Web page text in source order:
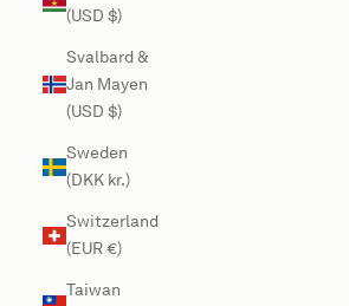
(USD $)
Svalbard &
Jan Mayen
(USD $)
Sweden
(DKK kr.)
Switzerland
(EUR €)
Taiwan